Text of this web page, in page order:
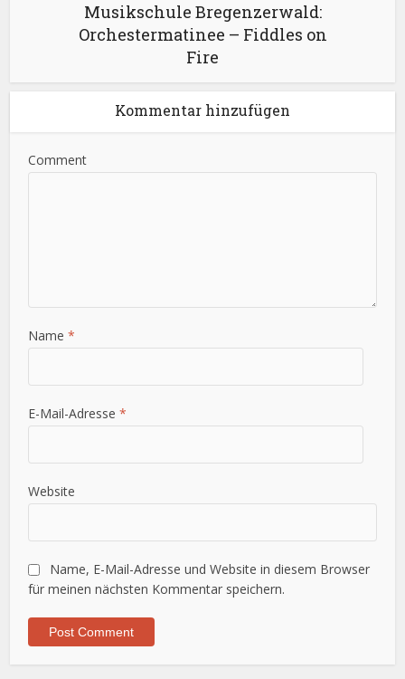
Musikschule Bregenzerwald:
Orchestermatinee – Fiddles on
Fire
Kommentar hinzufügen
Comment
Name*
E-Mail-Adresse*
Website
Name, E-Mail-Adresse und Website in diesem Browser
für meinen nächsten Kommentar speichern.